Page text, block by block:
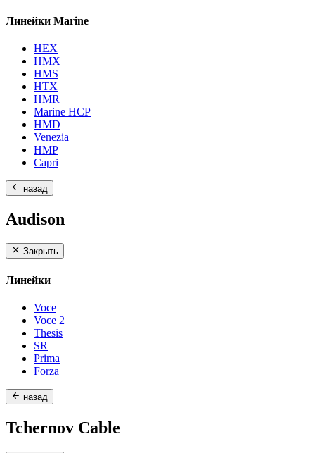
Линейки Marine
HEX
HMX
HMS
HTX
HMR
Marine HCP
HMD
Venezia
HMP
Capri
назад
Audison
Закрыть
Линейки
Voce
Voce 2
Thesis
SR
Prima
Forza
назад
Tchernov Cable